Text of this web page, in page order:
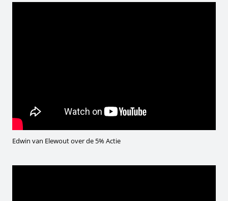
Edwin van Elewout over de 5% Actie